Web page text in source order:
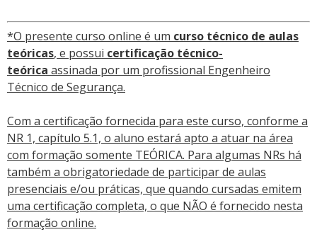
*O presente curso online é um curso técnico de aulas
teóricas, e possui certificação técnico-
teórica assinada por um profissional Engenheiro
Técnico de Segurança.
Com a certificação fornecida para este curso, conforme a
NR 1, capítulo 5.1, o aluno estará apto a atuar na área
com formação somente TEÓRICA. Para algumas NRs há
também a obrigatoriedade de participar de aulas
presenciais e/ou práticas, que quando cursadas emitem
uma certificação completa, o que NÃO é fornecido nesta
formação online.